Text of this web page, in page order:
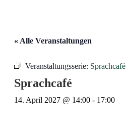
« Alle Veranstaltungen
Veranstaltungsserie: Sprachcafé
Sprachcafé
14. April 2027 @ 14:00 - 17:00